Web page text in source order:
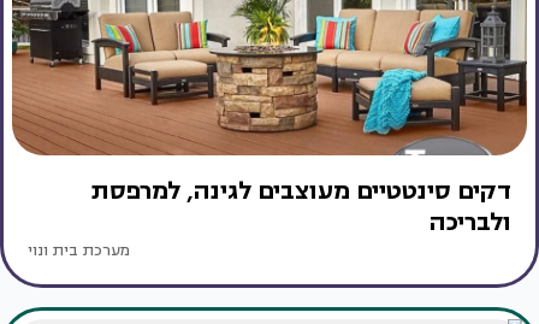
דקים סינטטיים מעוצבים לגינה, למרפסת
ולבריכה
מערכת בית ונוי